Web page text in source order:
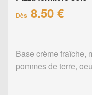
Dès 8.50 €
Base crème fraîche,
pommes de terre,